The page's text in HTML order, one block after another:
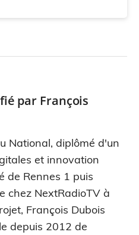
par François
National, diplômé d'un
et innovation
de Rennes 1 puis
chez NextRadioTV à
François Dubois
depuis 2012 de